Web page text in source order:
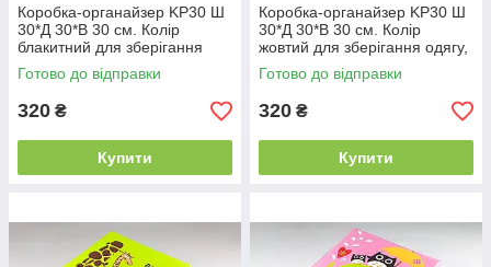
Коробка-органайзер KP30 Ш
30*Д 30*В 30 см. Колір
блакитний для зберігання
одягу, взуття чи невеликих
предметів
Готово до відправки
320 ₴
Купити
Коробка-органайзер KP30 Ш
30*Д 30*В 30 см. Колір
жовтий для зберігання одягу,
взуття чи невеликих
предметів
Готово до відправки
320 ₴
Купити